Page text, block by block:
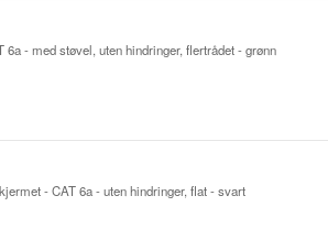
- med støvel, uten hindringer, flertrådet - grønn
- CAT 6a - uten hindringer, flat - svart